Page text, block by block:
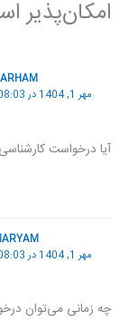
امکان‌پذیر
مهر 1, 1404 در 08:03
آیا درخواست
مهر 1, 1404 در 08:03
چه زمانی می‌توان